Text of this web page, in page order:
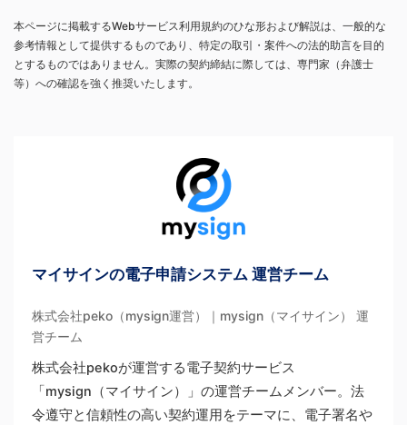
本ページに掲載するWebサービス利用規約のひな形および解説は、一般的な
参考情報として提供するものであり、特定の取引・案件への法的助言を目的
とするものではありません。実際の契約締結に際しては、専門家（弁護士
等）への確認を強く推奨いたします。
マイサインの電子申請システム 運営チーム
株式会社peko（mysign運営）｜mysign（マイサイン） 運
営チーム
株式会社pekoが運営する電子契約サービス
「mysign（マイサイン）」の運営チームメンバー。法
令遵守と信頼性の高い契約運用をテーマに、電子署名や